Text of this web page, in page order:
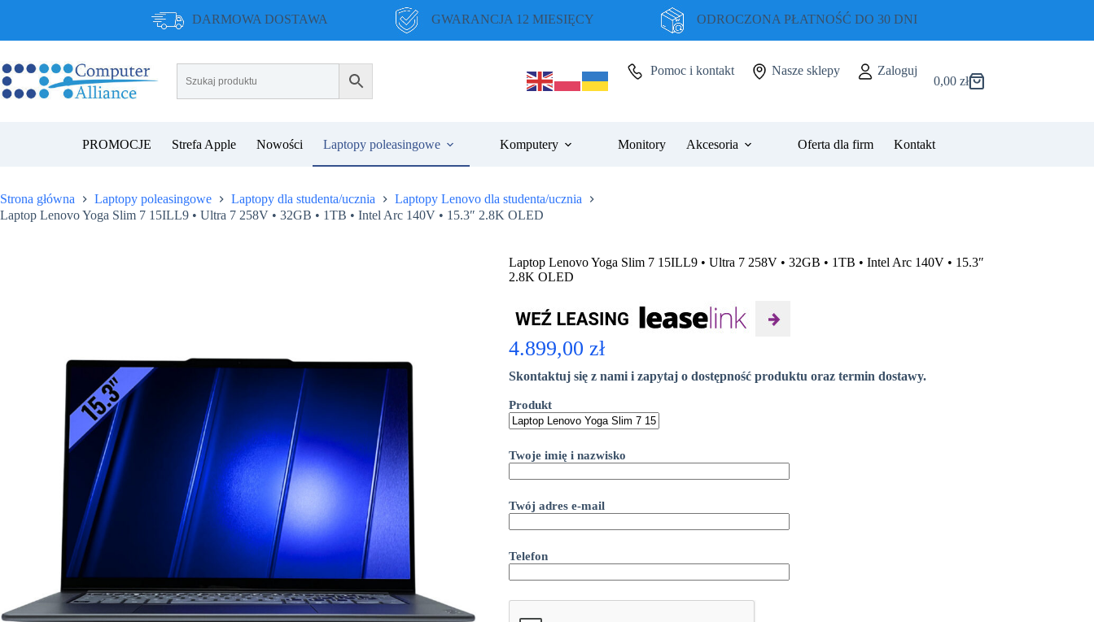
DARMOWA DOSTAWA GWARANCJA 12 MIESIĘCY ODROCZONA PŁATNOŚĆ DO 30 DNI
Pomoc i kontakt Nasze sklepy
Zaloguj
Koszyk
0,00 zł
PROMOCJE Strefa Apple Nowości Laptopy poleasingowe Komputery Monitory Akcesoria Oferta dla firm Kontakt
Strona główna Laptopy poleasingowe Laptopy dla studenta/ucznia
Laptopy Lenovo dla studenta/ucznia
Laptop Lenovo Yoga Slim 7 15ILL9 • Ultra 7 258V • 32GB • 1TB • Intel Arc 140V • 15.3″ 2.8K OLED
Laptop Lenovo Yoga Slim 7 15ILL9 • Ultra 7 258V • 32GB • 1TB • Intel Arc 140V • 15.3″
2.8K OLED
4.899,00 zł
Skontaktuj się z nami i zapytaj o dostępność produktu oraz termin dostawy.
Produkt
Twoje imię i nazwisko
Twój adres e-mail
Telefon